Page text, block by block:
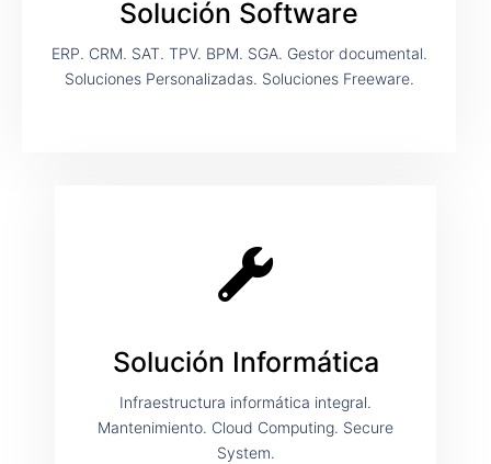
Solución Software
ERP. CRM. SAT. TPV. BPM. SGA. Gestor documental.
Soluciones Personalizadas. Soluciones Freeware.
Solución Informática
Infraestructura informática integral.
Mantenimiento. Cloud Computing. Secure
System.